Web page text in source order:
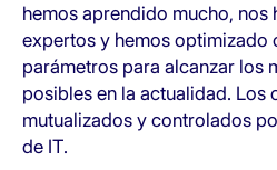
hemos aprendido mucho, nos
expertos y hemos optimizado
parámetros para alcanzar los
posibles en la actualidad. Los
mutualizados y controlados
de IT.